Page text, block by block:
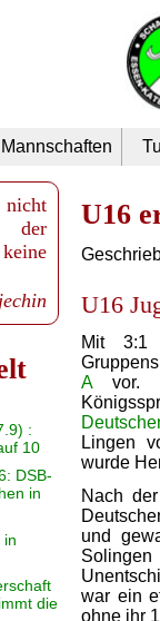
Mannschaften
U16
U16
Mit 3:1
A vor.
Lingen
wurde
Nach
und
war ein
ohne ihr
der
:
10
DSB-
in
in
die